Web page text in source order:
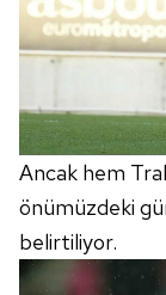
Ancak hem
önümüzdeki
belirtiliyor.